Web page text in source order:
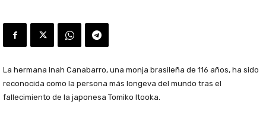
La hermana Inah Canabarro, una monja brasileña de 116 años, ha sido
reconocida como la persona más longeva del mundo tras el
fallecimiento de la japonesa Tomiko Itooka.